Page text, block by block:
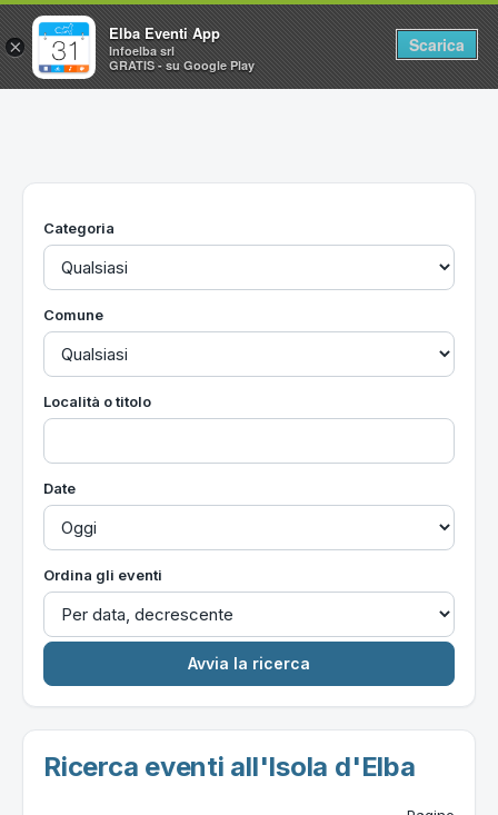
Home
Utilità
Categoria
Comune
Località o titolo
Date
Ordina gli eventi
Ricerca eventi all'Isola d'Elba
×
Elba Eventi App
Infoelba srl
GRATIS - su Google Play
Scarica